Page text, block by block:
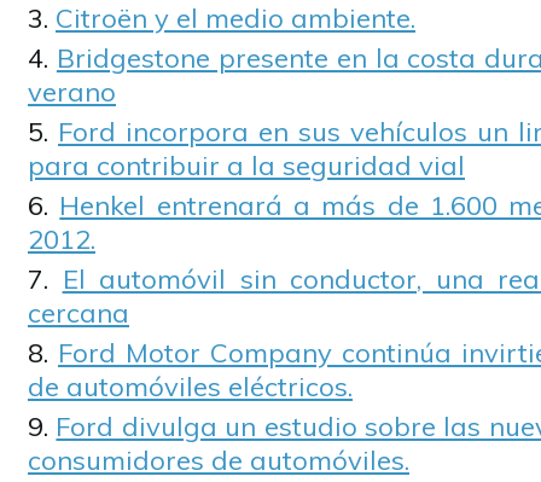
Citroën y el medio ambiente.
Bridgestone presente en la costa
verano
Ford incorpora en sus vehículos un
para contribuir a la seguridad vial
Henkel entrenará a más de 1.600
2012.
El automóvil sin conductor, una
cercana
Ford Motor Company continúa
de automóviles eléctricos.
Ford divulga un estudio sobre las
consumidores de automóviles.